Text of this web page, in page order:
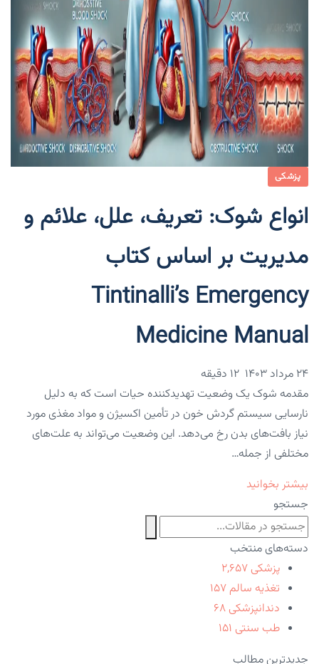
پزشکی
انواع شوک: تعریف، علل، علائم و
مدیریت بر اساس کتاب
Tintinalli’s Emergency
Medicine Manual
۲۴ مرداد ۱۴۰۳
مقدمه شوک یک وضعیت تهدیدکننده حیات است که به دلیل
نارسایی سیستم گردش خون در تأمین اکسیژن و مواد مغذی مورد
نیاز بافت‌های بدن رخ می‌دهد. این وضعیت می‌تواند به علت‌های
مختلفی از جمله…
بیشتر بخوانید
جستجو
دسته‌های منتخب
پزشکی ۲,۶۵۷
تغذیه سالم ۱۵۷
دندانپزشکی ۶۸
طب سنتی ۱۵۱
جدیدترین مطالب